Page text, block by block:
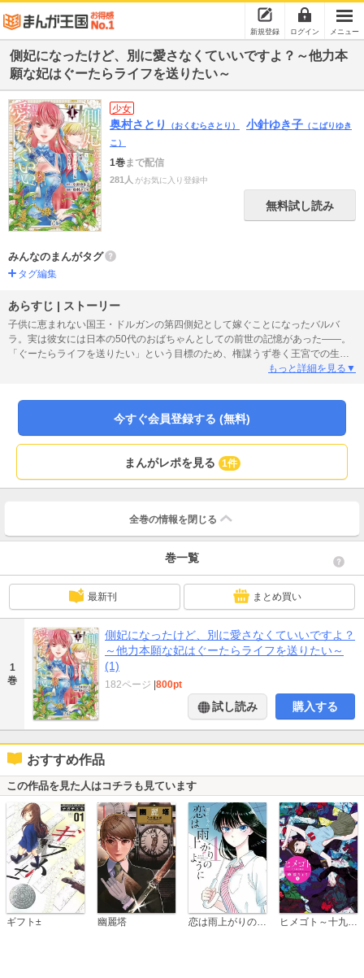
新規登録 ログイン メニュー
側妃になったけど、別に愛さなくていいですよ？～他力本
願な妃はぐーたらライフを送りたい～
少女
奥村さとり （おくむらさとり） 小針ゆき子 （こばりゆき
こ）
1巻まで配信
281人 がお気に入り登録中
無料試し読み
みんなのまんがタグ
タグ編集
あらすじ | ストーリー
子供に恵まれない国王・ドルガンの第四側妃として嫁ぐことになったバルバ
ラ。実は彼女には日本の50代のおばちゃんとしての前世の記憶があった――。
「ぐーたらライフを送りたい」という目標のため、権謀うず巻く王宮での生活
を磨きに磨いた他力本願スキルと人生二周目の余裕でくぐり抜けていくけれ
もっと詳細を見る▼
今すぐ会員登録する (無料)
まんがレポを見る 1件
全巻の情報を 閉じる
巻一覧
最新刊 まとめ買い
1
巻
側妃になったけど、別に愛さなくていいですよ？
～他力本願な妃はぐーたらライフを送りたい～
(1)
182ページ |800pt
試し読み 購入する
おすすめ作品
この作品を見た人はコチラも見ています
ギフト± 幽麗塔 ヒメゴト～十九歳の制服～